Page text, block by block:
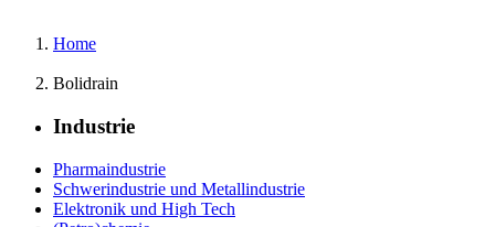
Home
Bolidrain
Industrie
Pharmaindustrie
Schwerindustrie und Metallindustrie
Elektronik und High Tech